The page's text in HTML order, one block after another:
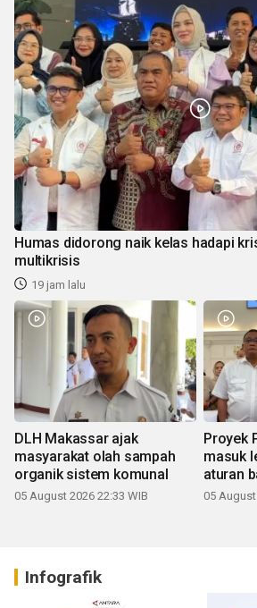
Humas didorong naik kelas hadapi
multikrisis
19 jam lalu
DLH Makassar ajak
masyarakat olah sampah
organik sistem komunal
05 August 2026 22:33 WIB
Proyek
masuk
aturan
05
Infografik